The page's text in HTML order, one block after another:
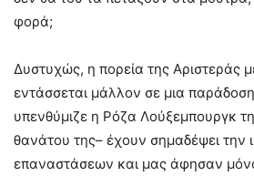
φορά;
Δυστυχώς, η πορεία της Αριστεράς
εντάσσεται μάλλον σε μια
υπενθύμιζε η Ρόζα Λούξεμπουργκ
θανάτου της– έχουν σημαδέψει την
επαναστάσεων και μας άφησαν